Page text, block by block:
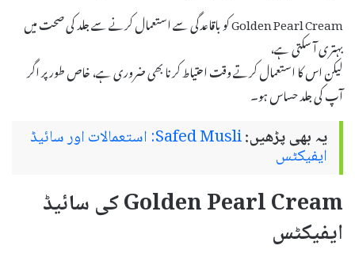
Golden Pearl Cream کو باقاعدگی سے استعمال کرنے سے جلد کی صحت میں
بہتری آ سکتی ہے،
لیکن اس کا استعمال کرتے وقت احتیاط کرنا بھی ضروری ہے، خاص طور پر اگر
آپ کی جلد حساس ہو۔
یہ بھی پڑھیں: Safed Musli: استعمالات اور سائیڈ
ایفیکٹس
Golden Pearl Cream کی سائیڈ
ایفیکٹس